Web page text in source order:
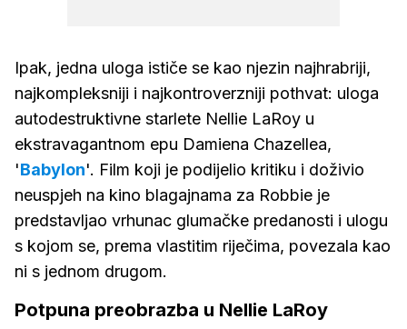
Ipak, jedna uloga ističe se kao njezin najhrabriji,
najkompleksniji i najkontroverzniji pothvat: uloga
autodestruktivne starlete Nellie LaRoy u
ekstravagantnom epu Damiena Chazellea,
'Babylon'. Film koji je podijelio kritiku i doživio
neuspjeh na kino blagajnama za Robbie je
predstavljao vrhunac glumačke predanosti i ulogu
s kojom se, prema vlastitim riječima, povezala kao
ni s jednom drugom.
Potpuna preobrazba u Nellie LaRoy